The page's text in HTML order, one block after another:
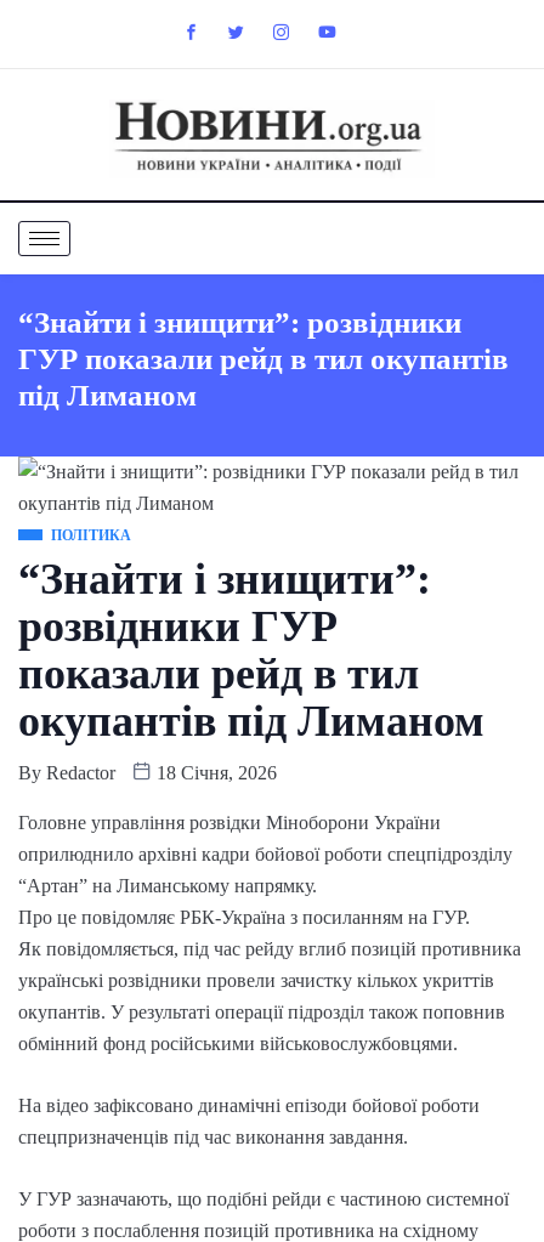
“Знайти і знищити”: розвідники
ГУР показали рейд в тил окупантів
під Лиманом
ПОЛІТИКА
“Знайти і знищити”:
розвідники ГУР
показали рейд в тил
окупантів під Лиманом
By Redactor 18 Січня, 2026
Головне управління розвідки Міноборони України
оприлюднило архівні кадри бойової роботи спецпідрозділу
“Артан” на Лиманському напрямку.
Про це повідомляє РБК-Україна з посиланням на ГУР.
Як повідомляється, під час рейду вглиб позицій противника
українські розвідники провели зачистку кількох укриттів
окупантів. У результаті операції підрозділ також поповнив
обмінний фонд російськими військовослужбовцями.
На відео зафіксовано динамічні епізоди бойової роботи
спецпризначенців під час виконання завдання.
У ГУР зазначають, що подібні рейди є частиною системної
роботи з послаблення позицій противника на східному